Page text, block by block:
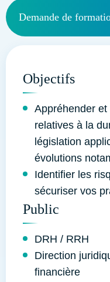
Demande de
Objectifs
Appréhender
relatives à la
législation
évolutions
Identifier les
sécuriser vos
Public
DRH / RRH
Direction
financière